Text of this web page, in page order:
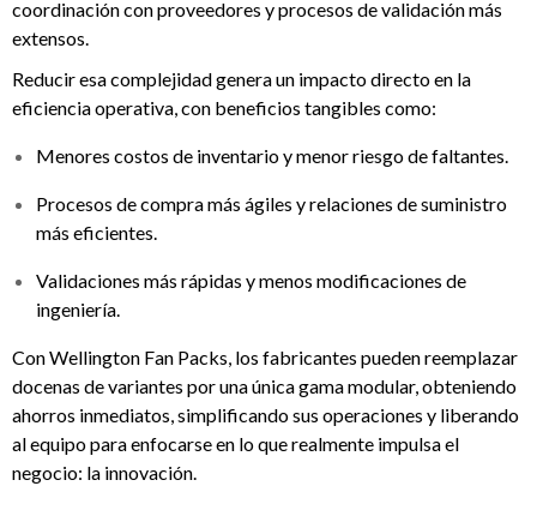
coordinación con proveedores y procesos de validación más
extensos.
Reducir esa complejidad genera un impacto directo en la
eficiencia operativa, con beneficios tangibles como:
Menores costos de inventario y menor riesgo de faltantes.
Procesos de compra más ágiles y relaciones de suministro
más eficientes.
Validaciones más rápidas y menos modificaciones de
ingeniería.
Con Wellington Fan Packs, los fabricantes pueden reemplazar
docenas de variantes por una única gama modular, obteniendo
ahorros inmediatos, simplificando sus operaciones y liberando
al equipo para enfocarse en lo que realmente impulsa el
negocio: la innovación.